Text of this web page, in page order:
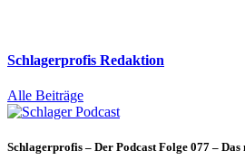
Schlagerprofis Redaktion
Alle Beiträge
Schlagerprofis – Der Podcast Folge 077 –